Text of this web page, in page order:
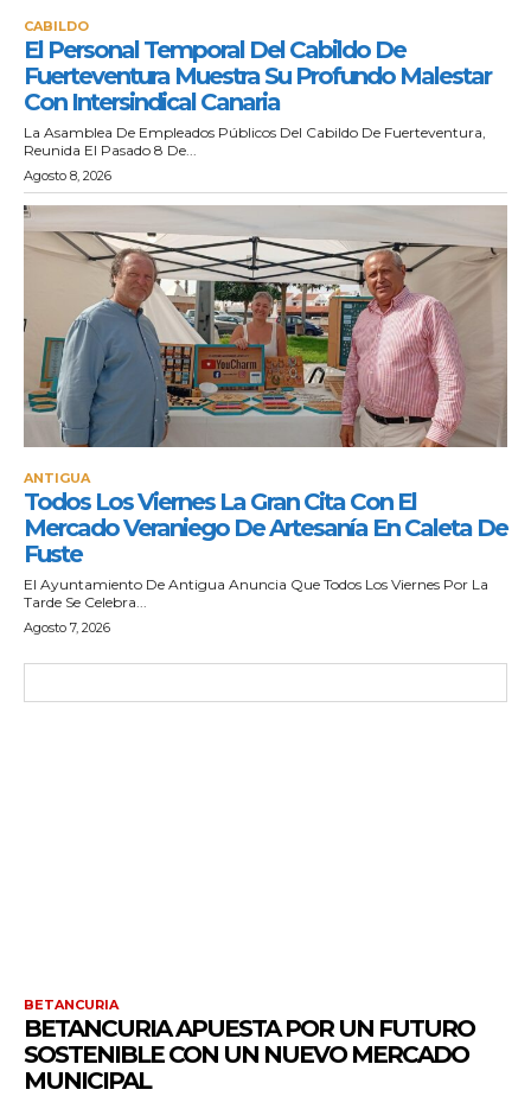
CABILDO
El Personal Temporal Del Cabildo De
Fuerteventura Muestra Su Profundo Malestar
Con Intersindical Canaria
La Asamblea De Empleados Públicos Del Cabildo De Fuerteventura,
Reunida El Pasado 8 De...
Agosto 8, 2026
ANTIGUA
Todos Los Viernes La Gran Cita Con El
Mercado Veraniego De Artesanía En Caleta De
Fuste
El Ayuntamiento De Antigua Anuncia Que Todos Los Viernes Por La
Tarde Se Celebra...
Agosto 7, 2026
BETANCURIA
BETANCURIA APUESTA POR UN FUTURO
SOSTENIBLE CON UN NUEVO MERCADO
MUNICIPAL